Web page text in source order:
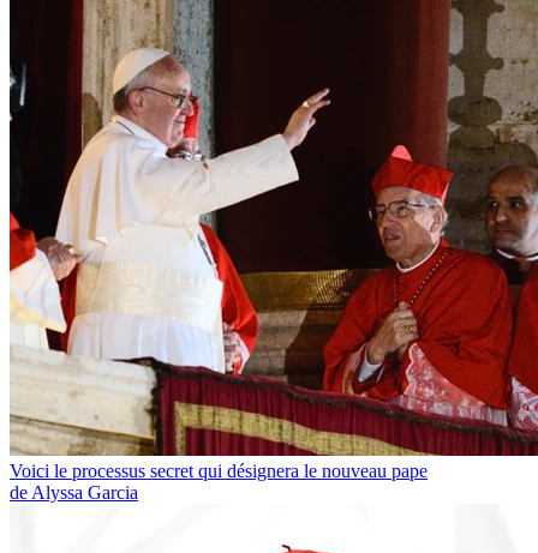
Voici le processus secret qui désignera le nouveau pape
de Alyssa Garcia